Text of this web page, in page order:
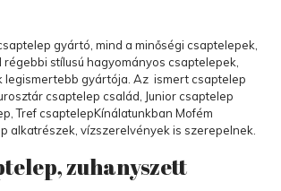
gyártó, mind a minőségi csaptelepek,
stílusú hagyományos csaptelepek,
legismertebb gyártója. Az ismert csaptelep
csaptelep család, Junior csaptelep
Tref csaptelepKínálatunkban Mofém
alkatrészek, vízszerelvények is szerepelnek.
zuhanyszett